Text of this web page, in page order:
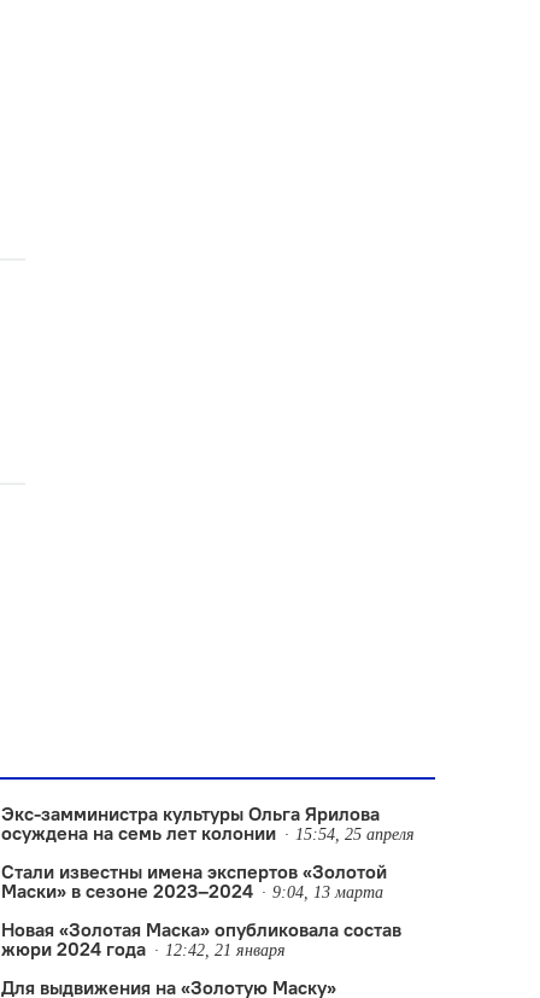
Экс-замминистра культуры Ольга Ярилова
осуждена на семь лет колонии
15:54, 25 апреля
Стали известны имена экспертов «Золотой
Маски» в сезоне 2023–2024
9:04, 13 марта
Новая «Золотая Маска» опубликовала состав
жюри 2024 года
12:42, 21 января
Для выдвижения на «Золотую Маску»